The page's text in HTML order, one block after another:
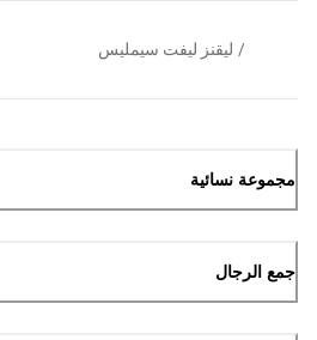
/ ليقنز ليفت سيمليس
مجموعة نسائية
جمع الرجال